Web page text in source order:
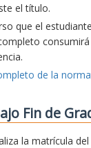
el título.
que el
de la
Fin de
la matrícula